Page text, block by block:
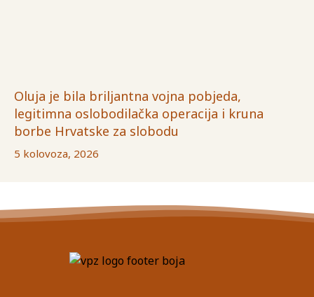
Oluja je bila briljantna vojna pobjeda,
legitimna oslobodilačka operacija i kruna
borbe Hrvatske za slobodu
5 kolovoza, 2026